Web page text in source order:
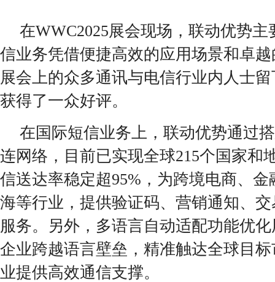
在WWC2025展会现场，联动优势
信业务凭借便捷高效的应用场景和卓
展会上的众多通讯与电信行业内人士
获得了一众好评。
在国际短信业务上，联动优势通过
连网络，目前已实现全球215个国家和
信送达率稳定超95%，为跨境电商、
海等行业，提供验证码、营销通知、
服务。另外，多语言自动适配功能优
企业跨越语言壁垒，精准触达全球目
业提供高效通信支撑。